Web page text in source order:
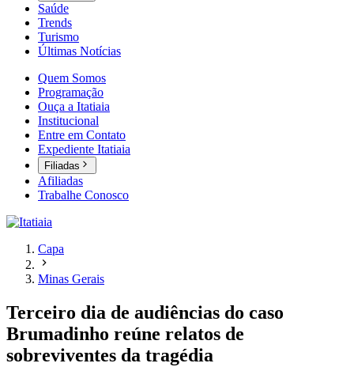
Saúde
Trends
Turismo
Últimas Notícias
Quem Somos
Programação
Ouça a Itatiaia
Institucional
Entre em Contato
Expediente Itatiaia
Filiadas
Afiliadas
Trabalhe Conosco
Capa
Minas Gerais
Terceiro dia de audiências do caso
Brumadinho reúne relatos de
sobreviventes da tragédia